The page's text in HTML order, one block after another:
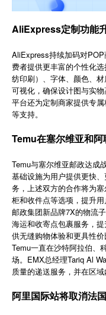
合作伙伴
了解我们
简体中文
AliExpress定制功能
AliExpress持续加码对
费者提供更丰富的个性化
纺印刷）、字体、颜色、
可视化，确保设计图与实
平台还为定制商家提供专
等支持。
Temu在塞尔维亚和
Temu与塞尔维亚邮政达成
基础设施为用户提供更快
务，上述双方的合作将为
柜和收件点等选项，提升
邮政集团新品牌7X的物流
海运和收寄点包裹服务，
供无缝购物体验和更具性
Temu一直在沙特阿拉伯、
场。EMX总经理Tariq Al
质量的递送服务，并在区域
阿里国际站将取消法